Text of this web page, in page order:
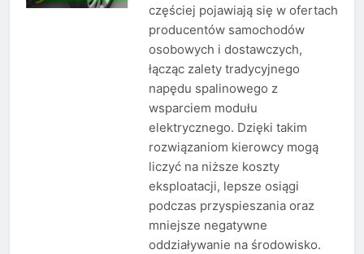
częściej pojawiają się w ofertach
producentów samochodów
osobowych i dostawczych,
łącząc zalety tradycyjnego
napędu spalinowego z
wsparciem modułu
elektrycznego. Dzięki takim
rozwiązaniom kierowcy mogą
liczyć na niższe koszty
eksploatacji, lepsze osiągi
podczas przyspieszania oraz
mniejsze negatywne
oddziaływanie na środowisko.